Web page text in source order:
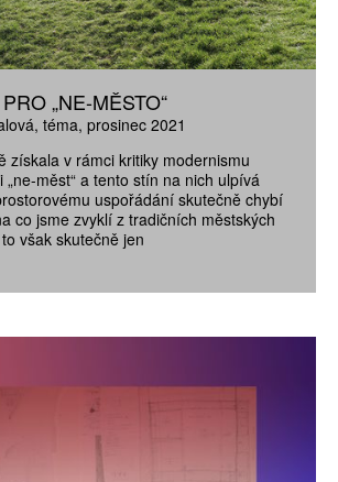
„NE-MĚSTO“
téma prosinec 2021
získala v rámci kritiky modernismu
„ne-měst“ a tento stín na nich ulpívá
uspořádání skutečně chybí
co jsme zvyklí z tradičních městských
však skutečně jen